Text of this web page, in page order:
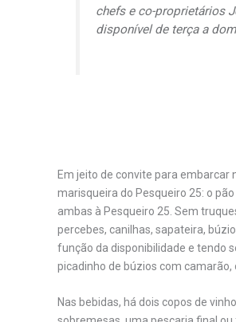
chefse co-proprietários
disponível de terça a
Em jeito de convite para embarcar
marisqueira do Pesqueiro 25: o
ambas à Pesqueiro 25. Sem
percebes, canilhas, sapateira,
função da disponibilidade e tendo
picadinho de búzios com camarão,
Nas bebidas, há dois copos de